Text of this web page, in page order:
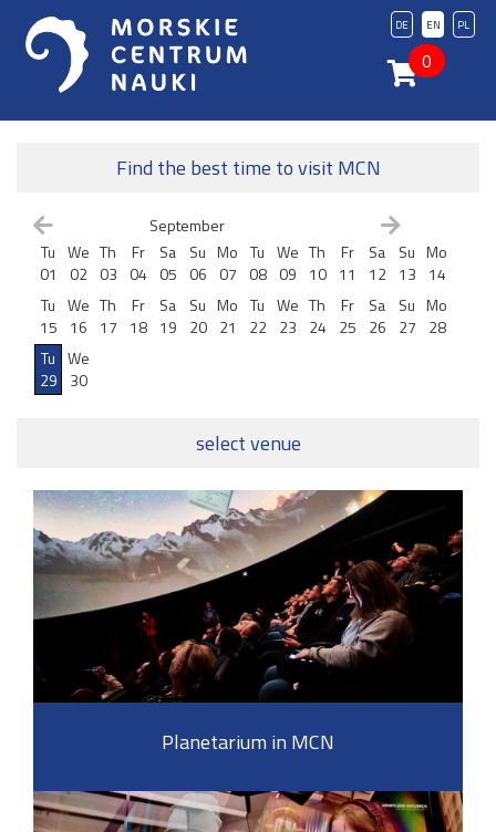
PL
EN
DE
0
Find the best time to visit MCN
September
Tu
01
We
02
Th
03
Fr
04
Sa
05
Su
06
Mo
07
Tu
08
We
09
Th
10
Fr
11
Sa
12
Su
13
Mo
14
Tu
15
We
16
Th
17
Fr
18
Sa
19
Su
20
Mo
21
Tu
22
We
23
Th
24
Fr
25
Sa
26
Su
27
Mo
28
Tu
29
We
30
select venue
Planetarium in MCN